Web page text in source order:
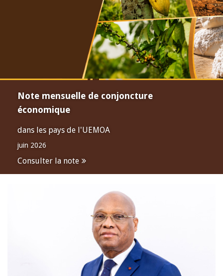
Note mensuelle de conjoncture
économique
dans les pays de l'UEMOA
juin 2026
Consulter la note